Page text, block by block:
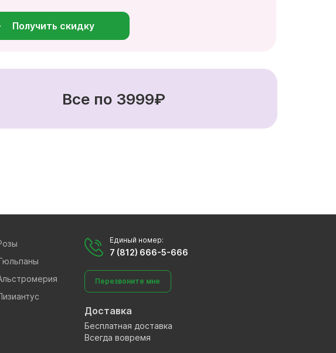
Получить скидку
Все по 3999₽
Единый номер:
7 (812) 666-5-666
Перезвоните мне
Доставка
Бесплатная доставка
Всегда вовремя